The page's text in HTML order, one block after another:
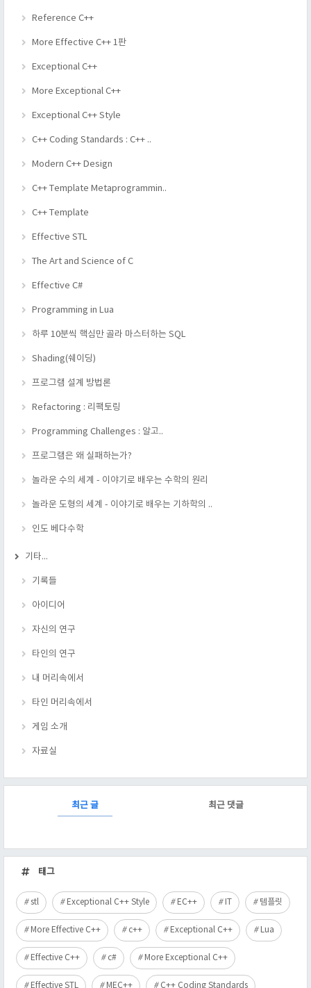
Reference C++
More Effective C++ 1판
Exceptional C++
More Exceptional C++
Exceptional C++ Style
C++ Coding Standards : C++ ..
Modern C++ Design
C++ Template Metaprogrammin..
C++ Template
Effective STL
The Art and Science of C
Effective C#
Programming in Lua
하루 10분씩 핵심만 골라 마스터하는 SQL
Shading(쉐이딩)
프로그램 설계 방법론
Refactoring : 리팩토링
Programming Challenges : 알고..
프로그램은 왜 실패하는가?
놀라운 수의 세계 - 이야기로 배우는 수학의 원리
놀라운 도형의 세계 - 이야기로 배우는 기하학의 ..
인도 베다수학
기타...
기록들
아이디어
자신의 연구
타인의 연구
내 머리속에서
타인 머리속에서
게임 소개
자료실
최근 글 최근 댓글
근
글
태그
stl Exceptional C++ Style EC++ IT 템플릿
More Effective C++ c++ Exceptional C++ Lua
Effective C++ c# More Exceptional C++
Effective STL MEC++ C++ Coding Standards